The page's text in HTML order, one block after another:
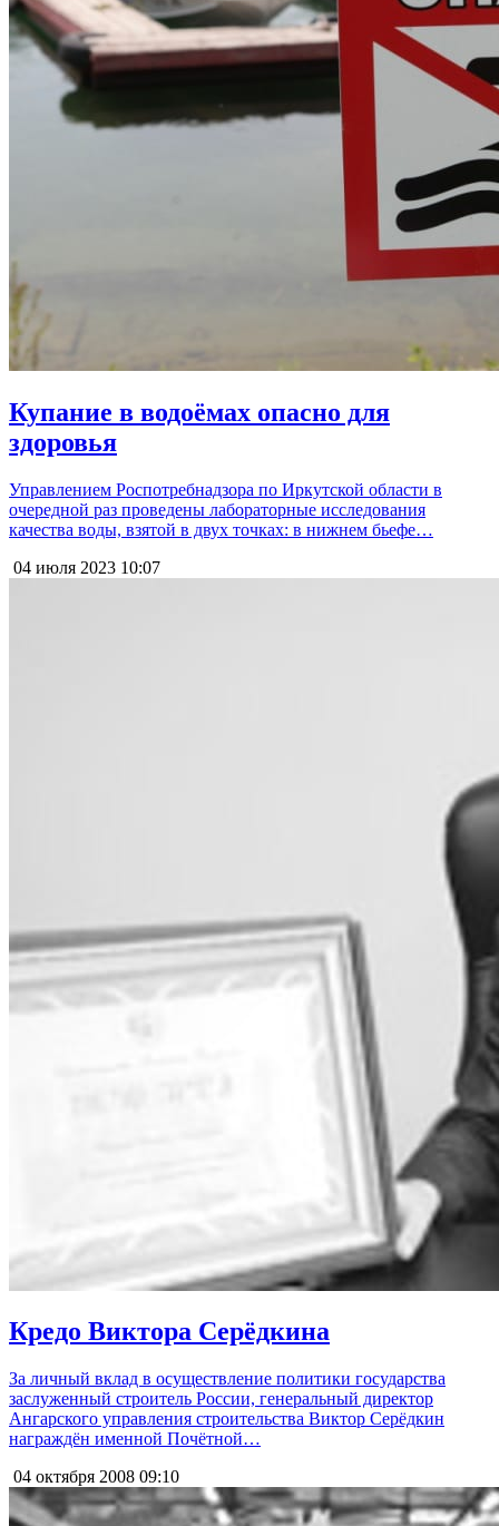
Купание в водоёмах опасно для
здоровья
Управлением Роспотребнадзора по Иркутской области в
очередной раз проведены лабораторные исследования
качества воды, взятой в двух точках: в нижнем бьефе…
04 июля 2023 10:07
Кредо Виктора Серёдкина
За личный вклад в осуществление политики государства
заслуженный строитель России, генеральный директор
Ангарского управления строительства Виктор Серёдкин
награждён именной Почётной…
04 октября 2008 09:10